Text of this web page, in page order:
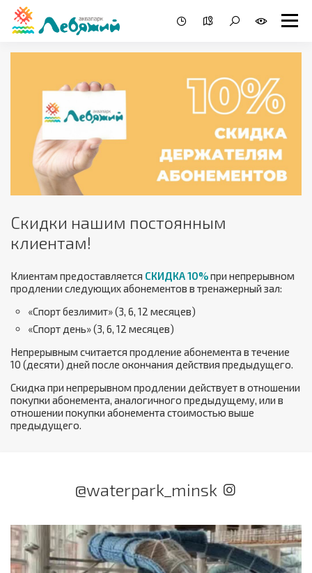
Скидки нашим постоянным
клиентам!
Клиентам предоставляется СКИДКА 10%при непрерывном
продлении следующих абонементов в тренажерный зал:
«Спорт безлимит» (3, 6, 12 месяцев)
«Спорт день» (3, 6, 12 месяцев)
Непрерывным считается продление абонемента в течение
10 (десяти) дней после окончания действия предыдущего.
Скидка при непрерывном продлении действует в отношении
покупки абонемента, аналогичного предыдущему, или в
отношении покупки абонемента стоимостью выше
предыдущего.
@waterpark_minsk